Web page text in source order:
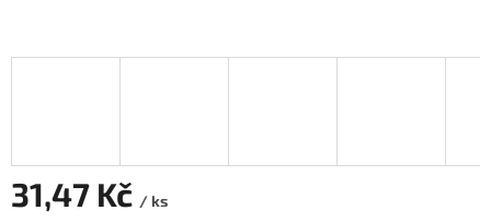
31,47 Kč / ks